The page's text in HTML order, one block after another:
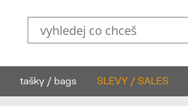
tašky / bags SLEVY / SALES